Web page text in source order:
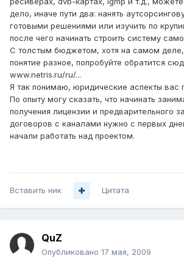
дело, иначе пути два: нанять
готовыми решениями или изучить по
после чего начинать строить систему
C толстым бюджетом, хотя на самом
понятие разное, попробуйте обратится
www.netris.ru/ru/...
Я так понимаю, юридические аспекты вас
По опыту могу сказать, что начинать
получения лицензии и предварительного
договоров с каналами нужно с первых
начали работать над проектом.
Вставить ник Цитата
QuZ
Опубликовано 17 мая, 2009